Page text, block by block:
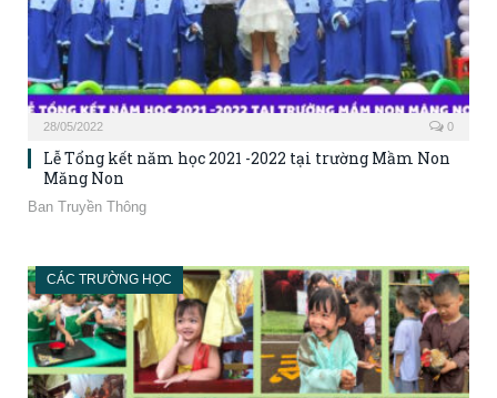
28/05/2022 0
Lễ Tổng kết năm học 2021 -2022 tại trường Mầm Non
Măng Non
Ban Truyền Thông
CÁC TRƯỜNG HỌC